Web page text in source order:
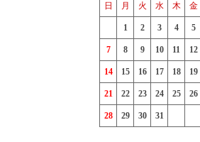
日 月 火 水 木 金
1 2 3 4 5
7 8 9 10 11 12
14 15 16 17 18 19
21 22 23 24 25 26
28 29 30 31